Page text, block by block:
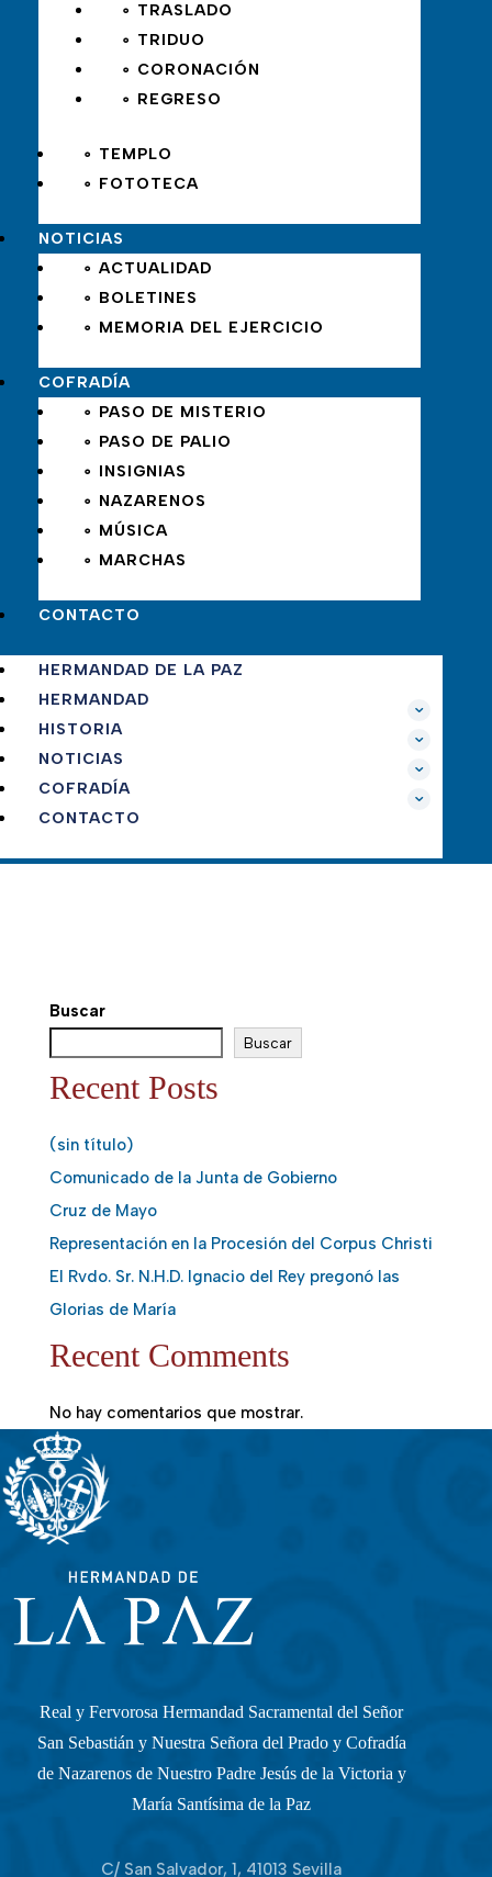
∘ TRASLADO
∘ TRIDUO
∘ CORONACIÓN
∘ REGRESO
∘ TEMPLO
∘ FOTOTECA
NOTICIAS
∘ ACTUALIDAD
∘ BOLETINES
∘ MEMORIA DEL EJERCICIO
COFRADÍA
∘ PASO DE MISTERIO
∘ PASO DE PALIO
∘ INSIGNIAS
∘ NAZARENOS
∘ MÚSICA
∘ MARCHAS
CONTACTO
HERMANDAD DE LA PAZ
HERMANDAD
HISTORIA
NOTICIAS
COFRADÍA
CONTACTO
Buscar
Buscar
Recent Posts
(sin título)
Comunicado de la Junta de Gobierno
Cruz de Mayo
Representación en la Procesión del Corpus Christi
El Rvdo. Sr. N.H.D. Ignacio del Rey pregonó las
Glorias de María
Recent Comments
No hay comentarios que mostrar.
Real y Fervorosa Hermandad Sacramental del Señor
San Sebastián y Nuestra Señora del Prado y Cofradía
de Nazarenos de Nuestro Padre Jesús de la Victoria y
María Santísima de la Paz
C/ San Salvador, 1, 41013 Sevilla